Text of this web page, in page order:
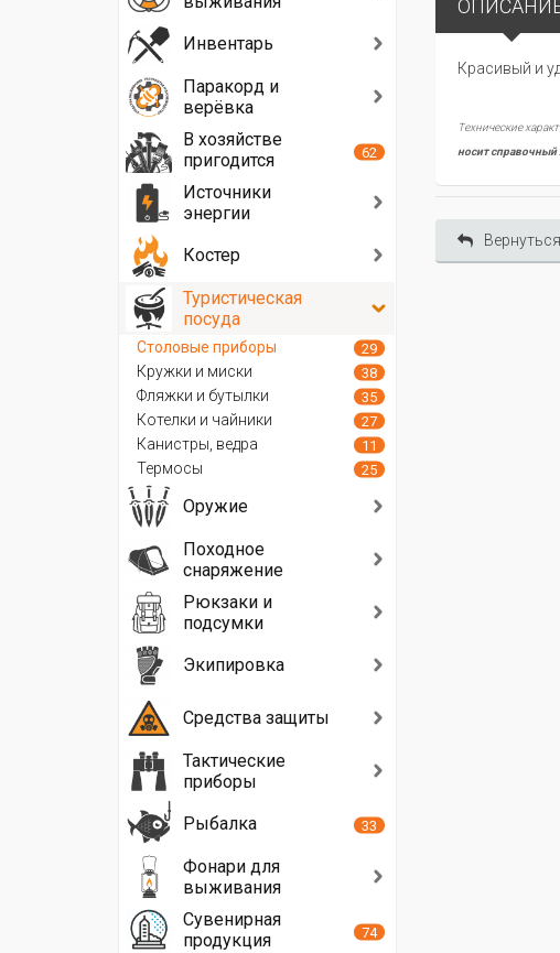
Красивый и
Технические
носит справочный
Инвентарь
Паракорд и
верёвка
В хозяйстве
пригодится
62
Источники
энергии
Костер
Туристическая
посуда
Столовые приборы 29
Кружки и миски 38
Фляжки и бутылки 35
Котелки и чайники 27
Канистры, ведра 11
Термосы 25
Оружие
Походное
снаряжение
Рюкзаки и
подсумки
Экипировка
Средства защиты
Тактические
приборы
Рыбалка
33
Фонари для
выживания
Сувенирная
продукция
74